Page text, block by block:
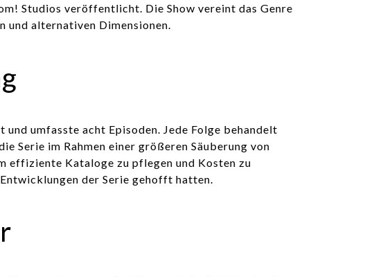
Studios veröffentlicht. Die Show vereint das Genre
und alternativen Dimensionen.
umfasste acht Episoden. Jede Folge behandelt
Serie im Rahmen einer größeren Säuberung von
effiziente Kataloge zu pflegen und Kosten zu
der Serie gehofft hatten.